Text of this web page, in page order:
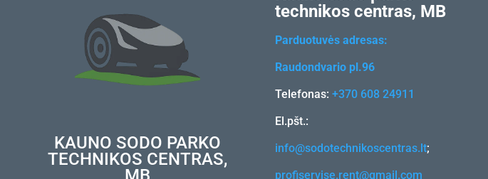
KAUNO SODO PARKO
TECHNIKOS CENTRAS,
technikos centras, MB
Parduotuvės adresas:
Raudondvario pl.96
Telefonas:+370 608 24911
El.pšt.:
info@sodotechnikoscentras.lt;
profiservise.rent@gmail.com